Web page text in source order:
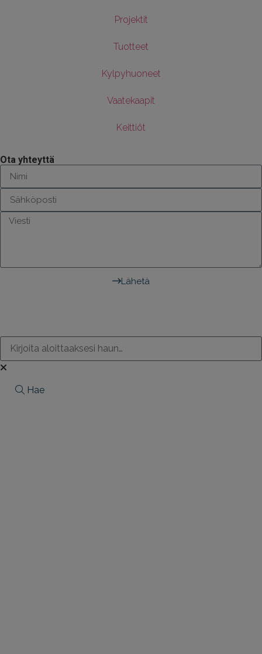
Projektit
Tuotteet
Kylpyhuoneet
Vaatekaapit
Keittiöt
Ota yhteyttä
Lähetä
Hae